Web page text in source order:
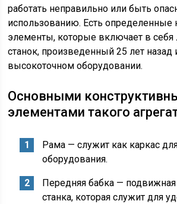
работать неправильно или быть
использованию. Есть определенные
элементы, которые включает в
станок, произведенный 25 лет назад
высокоточном оборудовании.
Основными
элементами такого
Рама — служит как каркас
оборудования.
Передняя бабка — подвижная
станка, которая служит для